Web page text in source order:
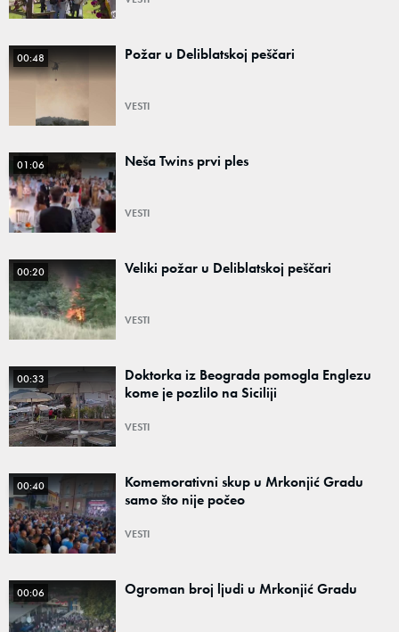
00:48 Požar u Deliblatskoj peščari
VESTI
01:06 Neša Twins prvi ples
VESTI
00:20 Veliki požar u Deliblatskoj peščari
VESTI
00:33
Doktorka iz Beograda pomogla Englezu
kome je pozlilo na Siciliji
VESTI
00:40
Komemorativni skup u Mrkonjić Gradu
samo što nije počeo
VESTI
00:06 Ogroman broj ljudi u Mrkonjić Gradu